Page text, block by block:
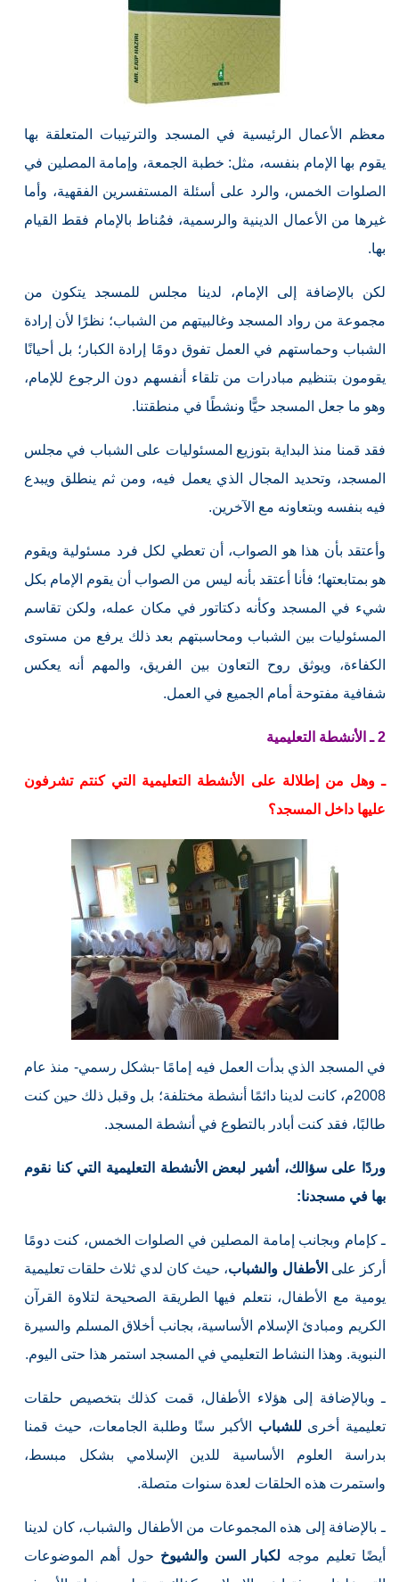
معظم الأعمال الرئيسية في المسجد والترتيبات المتعلقة بها
يقوم بها الإمام بنفسه، مثل: خطبة الجمعة، وإمامة المصلين في
الصلوات الخمس، والرد على أسئلة المستفسرين الفقهية، وأما
غيرها من الأعمال الدينية والرسمية، فمُناط بالإمام فقط القيام
بها.
لكن بالإضافة إلى الإمام، لدينا مجلس للمسجد يتكون من
مجموعة من رواد المسجد وغالبيتهم من الشباب؛ نظرًا لأن إرادة
الشباب وحماستهم في العمل تفوق دومًا إرادة الكبار؛ بل أحيانًا
يقومون بتنظيم مبادرات من تلقاء أنفسهم دون الرجوع للإمام،
وهو ما جعل المسجد حيًّا ونشطًا في منطقتنا.
فقد قمنا منذ البداية بتوزيع المسئوليات على الشباب في مجلس
المسجد، وتحديد المجال الذي يعمل فيه، ومن ثم ينطلق ويبدع
فيه بنفسه وبتعاونه مع الآخرين.
وأعتقد بأن هذا هو الصواب، أن تعطي لكل فرد مسئولية ويقوم
هو بمتابعتها؛ فأنا أعتقد بأنه ليس من الصواب أن يقوم الإمام بكل
شيء في المسجد وكأنه دكتاتور في مكان عمله، ولكن تقاسم
المسئوليات بين الشباب ومحاسبتهم بعد ذلك يرفع من مستوى
الكفاءة، ويوثق روح التعاون بين الفريق، والمهم أنه يعكس
شفافية مفتوحة أمام الجميع في العمل.
2 ـ الأنشطة التعليمية
ـ وهل من إطلالة على الأنشطة التعليمية التي كنتم تشرفون
عليها داخل المسجد؟
في المسجد الذي بدأت العمل فيه إمامًا -بشكل رسمي- منذ عام
2008م، كانت لدينا دائمًا أنشطة مختلفة؛ بل وقبل ذلك حين كنت
طالبًا، فقد كنت أبادر بالتطوع في أنشطة المسجد.
وردًا على سؤالك، أشير لبعض الأنشطة التعليمية التي كنا نقوم
بها في مسجدنا:
ـ كإمام وبجانب إمامة المصلين في الصلوات الخمس، كنت دومًا
أركز على الأطفال والشباب، حيث كان لدي ثلاث حلقات تعليمية
يومية مع الأطفال، نتعلم فيها الطريقة الصحيحة لتلاوة القرآن
الكريم ومبادئ الإسلام الأساسية، بجانب أخلاق المسلم والسيرة
النبوية. وهذا النشاط التعليمي في المسجد استمر هذا حتى اليوم.
ـ وبالإضافة إلى هؤلاء الأطفال، قمت كذلك بتخصيص حلقات
تعليمية أخرى للشباب الأكبر سنًا وطلبة الجامعات، حيث قمنا
بدراسة العلوم الأساسية للدين الإسلامي بشكل مبسط،
واستمرت هذه الحلقات لعدة سنوات متصلة.
ـ بالإضافة إلى هذه المجموعات من الأطفال والشباب، كان لدينا
أيضًا تعليم موجه لكبار السن والشيوخ حول أهم الموضوعات